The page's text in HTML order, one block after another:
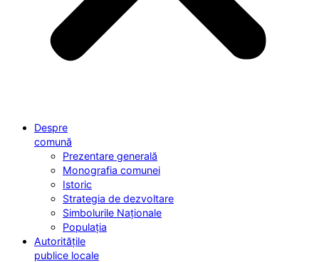
Despre
comună
Prezentare generală
Monografia comunei
Istoric
Strategia de dezvoltare
Simbolurile Naționale
Populația
Autoritățile
publice locale